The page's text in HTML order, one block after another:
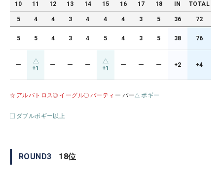
10 11 12 13 14 15 16 17 18 IN TOTAL
5 4 4 3 4 4 4 3 5 36 72
5 5 4 3 4 5 4 3 5 38 76
ー +1 ー ー ー +1 ー ー ー +2 +4
アルバトロス イーグル バーティ ー パー ボギー
ダブルボギー以上
ROUND3 18位